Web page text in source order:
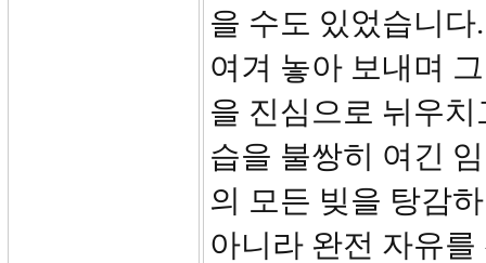
을 수도 있었습니
여겨 놓아 보내며
을 진심으로 뉘우
습을 불쌍히 여긴
의 모든 빚을 탕감
아니라 완전 자유